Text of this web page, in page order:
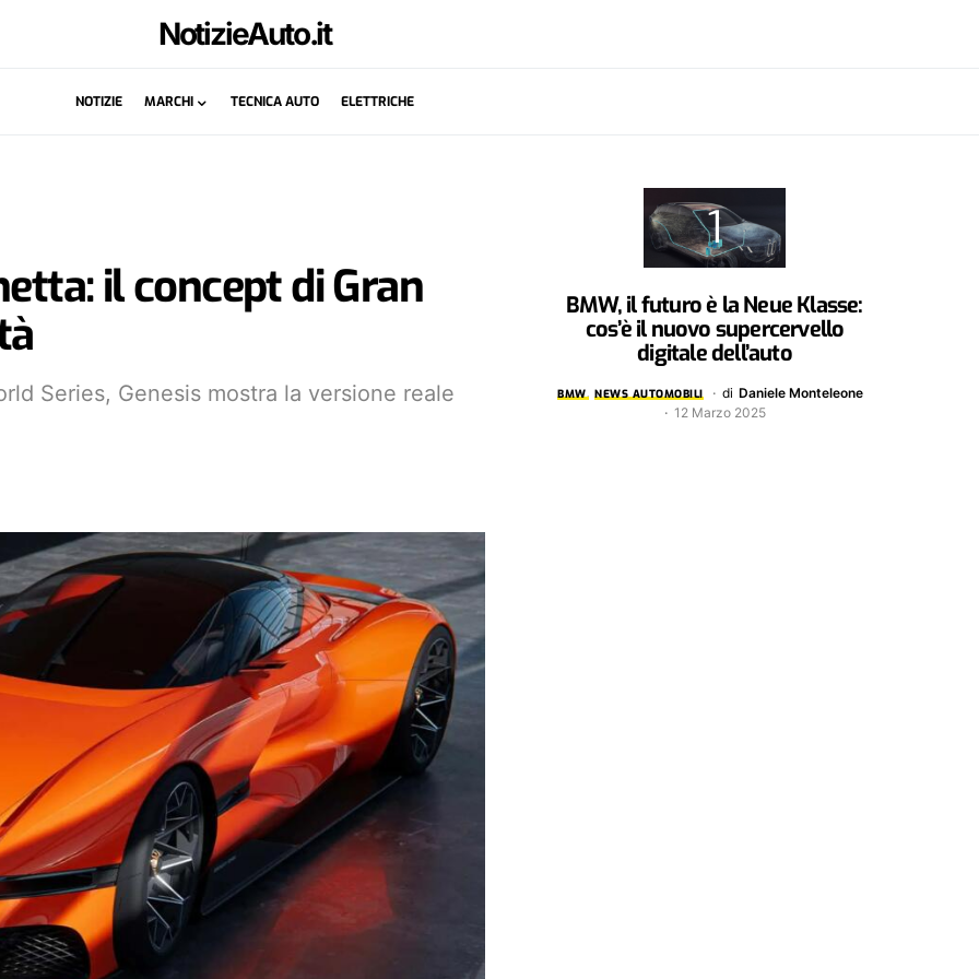
NotizieAuto.it
NOTIZIE MARCHI TECNICA AUTO ELETTRICHE
il concept di Gran
Series, Genesis mostra la versione reale
BMW, il futuro è la Neue Klasse:
cos’è il nuovo supercervello
digitale dell’auto
BMW NEWS AUTOMOBILI di Daniele Monteleone
12 Marzo 2025